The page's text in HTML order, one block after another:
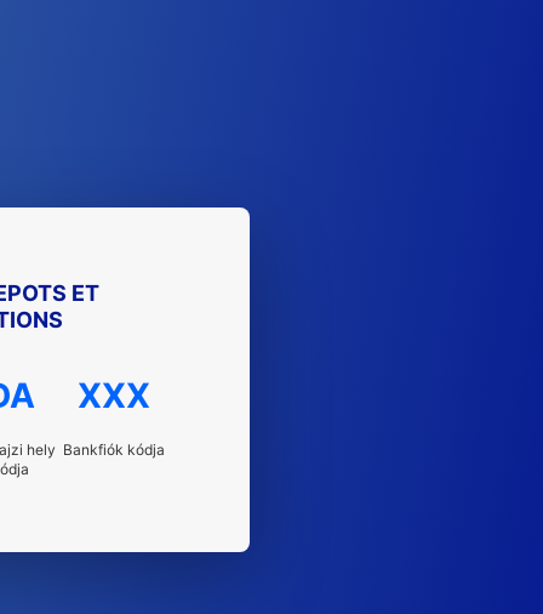
ET
hely
XXX
Bankfiók kódja